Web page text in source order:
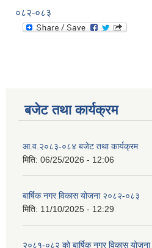
०८२-०८३
बजेट तथा कार्यक्रम
आ.व.२०८३-०८४ बजेट तथा कार्यक्रम
मिति: 06/25/2026 - 12:06
बार्षिक नगर विकास योजना २०८२-०८३
मिति: 11/10/2025 - 12:29
२०८१-०८२ को बार्षिक नगर विकास योजना